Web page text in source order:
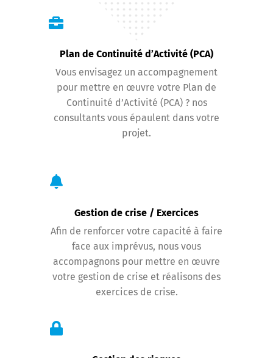
Plan de Continuité d’Activité (PCA)
Vous envisagez un accompagnement
pour mettre en œuvre votre Plan de
Continuité d’Activité (PCA) ? nos
consultants vous épaulent dans votre
projet.
Gestion de crise / Exercices
Afin de renforcer votre capacité à faire
face aux imprévus, nous vous
accompagnons pour mettre en œuvre
votre gestion de crise et réalisons des
exercices de crise.